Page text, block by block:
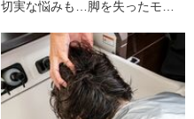
切実な悩みも…脚を失ったモデ
運がいい」と言えるワケ